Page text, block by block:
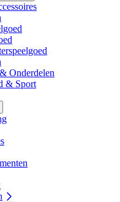
Onderdelen
& Sport